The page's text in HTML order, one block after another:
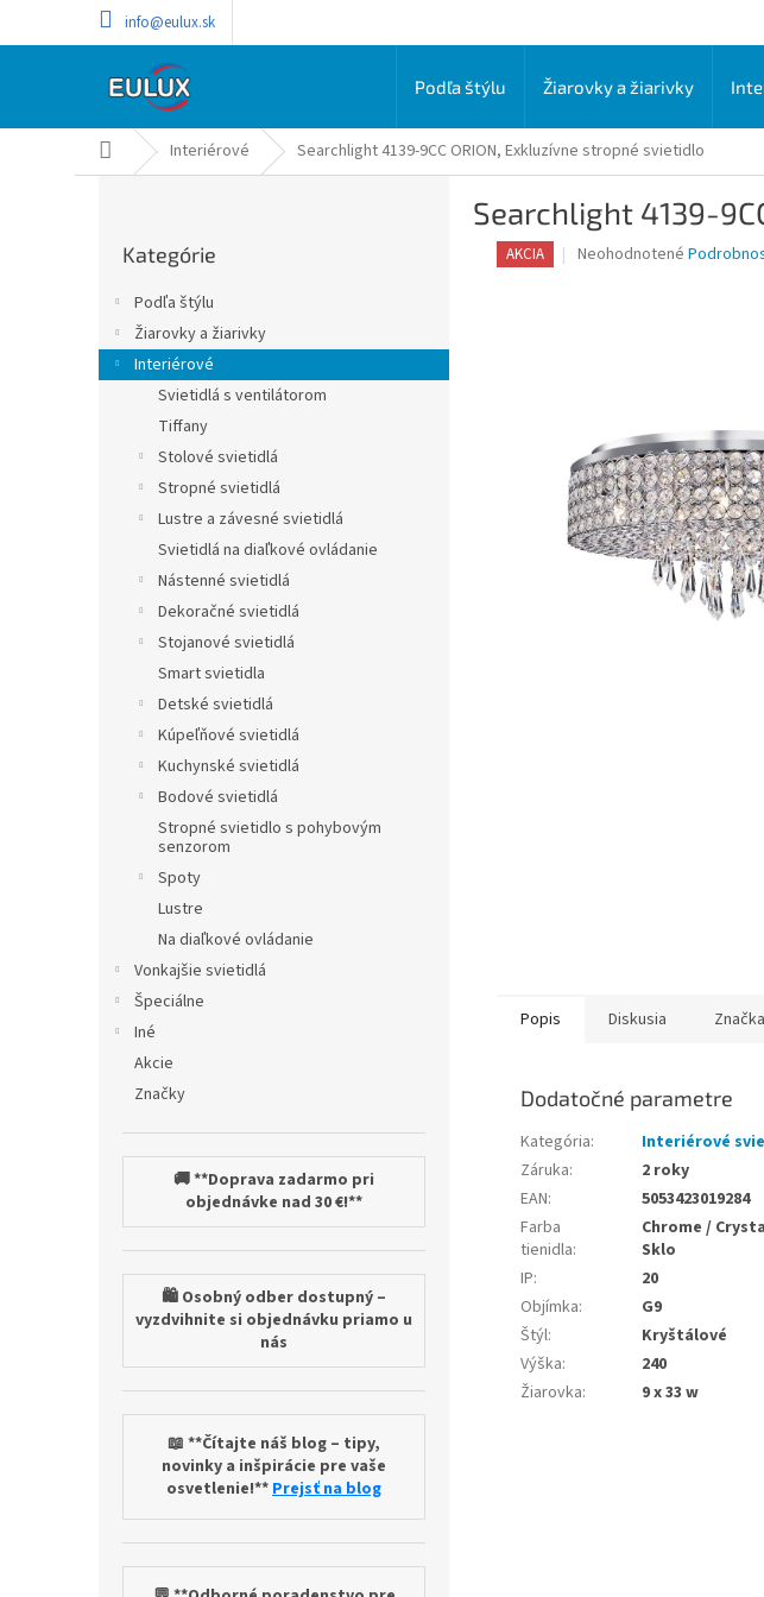
info@eulux.sk
Podľa štýlu Žiarovky a žiarivky
DomovInteriérové Searchlight 4139-9CC ORION, Exkluzívne stropné svietidlo
a
kategórie
Kategórie
Podľa štýlu
Žiarovky a žiarivky
Interiérové
Svietidlá s ventilátorom
Tiffany
Stolové svietidlá
Stropné svietidlá
Lustre a závesné svietidlá
Svietidlá na diaľkové ovládanie
Nástenné svietidlá
Dekoračné svietidlá
Stojanové svietidlá
Smart svietidla
Detské svietidlá
Kúpeľňové svietidlá
Kuchynské svietidlá
Bodové svietidlá
Stropné svietidlo s pohybovým
senzorom
Spoty
Lustre
Na diaľkové ovládanie
Vonkajšie svietidlá
Špeciálne
Iné
Akcie
Značky
🚚 **Doprava zadarmo pri
objednávke nad 30 €!**
🛍️ Osobný odber dostupný –
vyzdvihnite si objednávku priamo u
nás
📖 **Čítajte náš blog – tipy,
novinky a inšpirácie pre vaše
osvetlenie!**Prejsť na blog
Searchlight 4139-
AKCIA
Priemerné
Neohodnotené
Popis Diskusia Značka
Dodatočné parametre
Kategória:
Interiérové
Záruka:
2 roky
EAN:
5053423019284
Farba
tienidla:
Chrome /
Sklo
IP:
20
Objímka:
G9
Štýl:
Kryštálové
Výška:
240
Žiarovka: 9 x 33 w